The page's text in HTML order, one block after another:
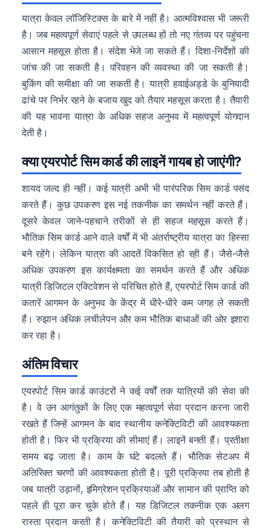
यात्रा केवल लॉजिस्टिक्स के बारे में नहीं है। आत्मविश्वास भी जरूरी
है। जब महत्वपूर्ण सेवाएं पहले से उपलब्ध हों तो नए गंतव्य पर पहुंचना
आसान महसूस होता है। संदेश भेजे जा सकते हैं। दिशा-निर्देशों की
जांच की जा सकती है। परिवहन की व्यवस्था की जा सकती है।
बुकिंग की समीक्षा की जा सकती है। यात्री हवाईअड्डे के बुनियादी
ढांचे पर निर्भर रहने के बजाय खुद को तैयार महसूस करता है। तैयारी
की यह भावना यात्रा के अधिक सहज अनुभव में महत्वपूर्ण योगदान
देती है।
क्या एयरपोर्ट सिम कार्ड की लाइनें गायब हो जाएंगी?
शायद जल्द ही नहीं। कई यात्री अभी भी पारंपरिक सिम कार्ड पसंद
करते हैं। कुछ उपकरण इस नई तकनीक का समर्थन नहीं करते हैं।
दूसरे केवल जाने-पहचाने तरीकों से ही सहज महसूस करते हैं।
भौतिक सिम कार्ड आने वाले वर्षों में भी अंतर्राष्ट्रीय यात्रा का हिस्सा
बने रहेंगे। लेकिन यात्रा की आदतें विकसित हो रही हैं। जैसे-जैसे
अधिक उपकरण इस कार्यक्षमता का समर्थन करते हैं और अधिक
यात्री डिजिटल एक्टिवेशन से परिचित होते हैं, एयरपोर्ट सिम कार्ड की
कतारें आगमन के अनुभव के केंद्र में धीरे-धीरे कम जगह ले सकती
हैं। रुझान अधिक लचीलेपन और कम भौतिक बाधाओं की ओर इशारा
कर रहा है।
अंतिम विचार
एयरपोर्ट सिम कार्ड काउंटरों ने कई वर्षों तक यात्रियों की सेवा की
है। वे उन आगंतुकों के लिए एक महत्वपूर्ण सेवा प्रदान करना जारी
रखते हैं जिन्हें आगमन के बाद स्थानीय कनेक्टिविटी की आवश्यकता
होती है। फिर भी प्रक्रिया की सीमाएं हैं। लाइनें बनती हैं। प्रतीक्षा
समय बढ़ जाता है। काम के घंटे बदलते हैं। भौतिक सेटअप में
अतिरिक्त चरणों की आवश्यकता होती है। पूरी प्रक्रिया तब होती है
जब यात्री उड़ानों, इमिग्रेशन प्रक्रियाओं और सामान की प्राप्ति को
पहले ही पूरा कर चुके होते हैं। यह डिजिटल तकनीक एक अलग
रास्ता प्रदान करती है। कनेक्टिविटी की तैयारी को प्रस्थान से